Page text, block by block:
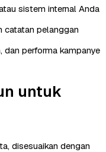
sistem internal Anda
catatan pelanggan
dan performa kampanye
untuk
disesuaikan dengan